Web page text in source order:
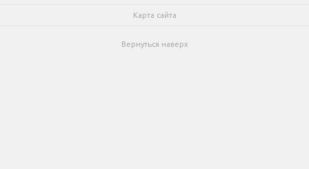
Карта сайта
Вернуться наверх